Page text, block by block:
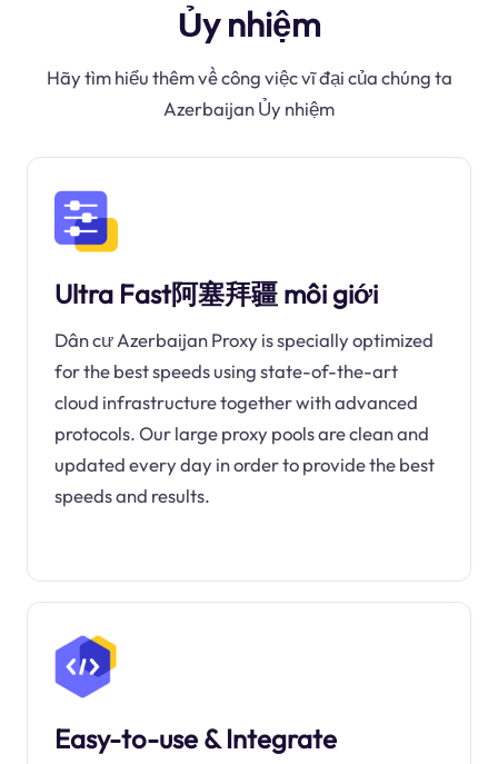
Ủy nhiệm
Hãy tìm hiểu thêm về công việc vĩ đại của chúng ta
Azerbaijan Ủy nhiệm
Ultra Fast阿塞拜疆 môi giới
Dân cư Azerbaijan Proxy is specially optimized
for the best speeds using state-of-the-art
cloud infrastructure together with advanced
protocols. Our large proxy pools are clean and
updated every day in order to provide the best
speeds and results.
Easy-to-use & Integrate